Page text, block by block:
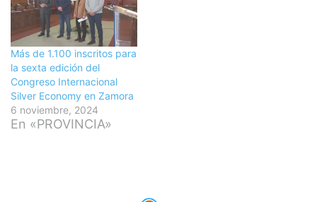
Más de 1.100 inscritos para
la sexta edición del
Congreso Internacional
Silver Economy en Zamora
6 noviembre, 2024
En «PROVINCIA»